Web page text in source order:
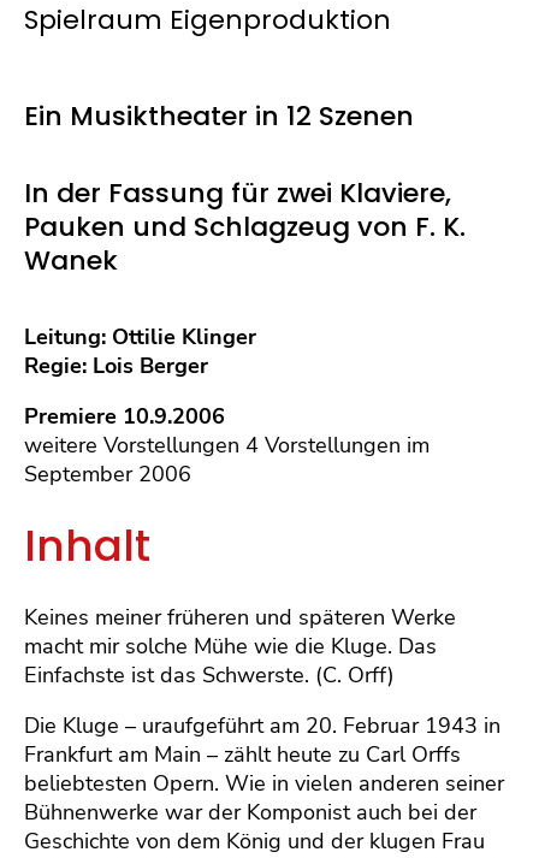
Spielraum Eigenproduktion
Ein Musiktheater in 12 Szenen
In der Fassung für zwei Klaviere,
Pauken und Schlagzeug von F. K.
Wanek
Leitung: Ottilie Klinger
Regie: Lois Berger
Premiere 10.9.2006
weitere Vorstellungen 4 Vorstellungen im
September 2006
Inhalt
Keines meiner früheren und späteren Werke
macht mir solche Mühe wie die Kluge. Das
Einfachste ist das Schwerste. (C. Orff)
Die Kluge – uraufgeführt am 20. Februar 1943 in
Frankfurt am Main – zählt heute zu Carl Orffs
beliebtesten Opern. Wie in vielen anderen seiner
Bühnenwerke war der Komponist auch bei der
Geschichte von dem König und der klugen Frau